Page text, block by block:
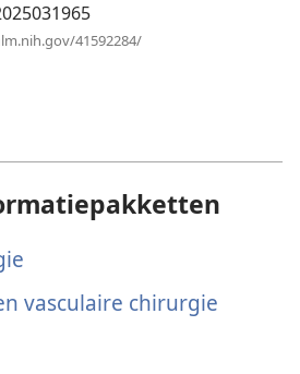
41592284/
vasculaire chirurgie